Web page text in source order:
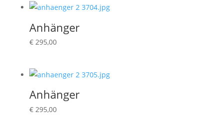
Anhänger
€295,00
Anhänger
€295,00